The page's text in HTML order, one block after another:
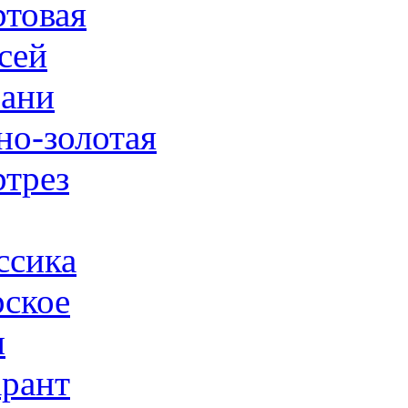
золотая